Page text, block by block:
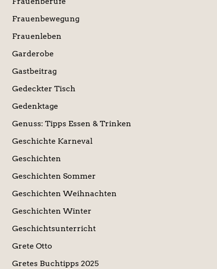
Frauenbewegung
Frauenleben
Garderobe
Gastbeitrag
Gedeckter Tisch
Gedenktage
Genuss: Tipps Essen & Trinken
Geschichte Karneval
Geschichten
Geschichten Sommer
Geschichten Weihnachten
Geschichten Winter
Geschichtsunterricht
Grete Otto
Gretes Buchtipps 2025